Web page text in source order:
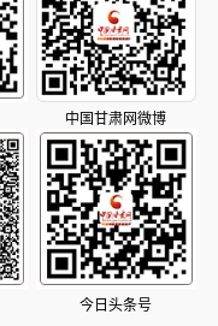
中国甘肃网微博
今日头条号